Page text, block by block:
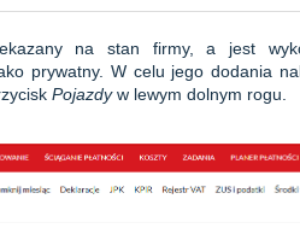
na stan firmy, a jest
prywatny. W celu jego dodania
Pojazdyw lewym dolnym rogu.